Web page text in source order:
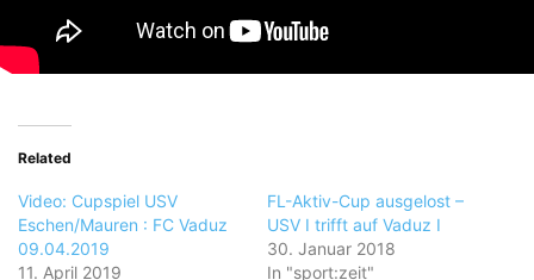
Related
Video: Cupspiel USV
Eschen/Mauren : FC Vaduz
09.04.2019
11. April 2019
FL-Aktiv-Cup ausgelost –
USV I trifft auf Vaduz I
30. Januar 2018
In "sport:zeit"